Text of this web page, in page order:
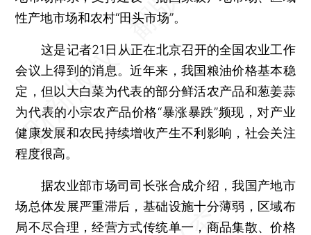
性产地市场和农村“田头市场”。
这是记者21日从正在北京召开的全国农业工作
会议上得到的消息。近年来，我国粮油价格基本稳
定，但以大白菜为代表的部分鲜活农产品和葱姜蒜
为代表的小宗农产品价格“暴涨暴跌”频现，对产业
健康发展和农民持续增收产生不利影响，社会关注
程度很高。
据农业部市场司司长张合成介绍，我国产地市
场总体发展严重滞后，基础设施十分薄弱，区域布
局不尽合理，经营方式传统单一，商品集散、价格